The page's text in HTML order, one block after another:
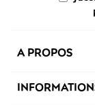
A PROPOS